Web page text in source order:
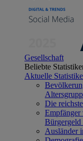
Gesellschaft
Beliebte
Aktuelle
Die
Empfänger
Bürgergeld
Ausländer